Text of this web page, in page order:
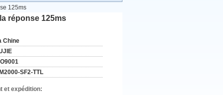
125ms
réponse 125ms
Chine
SF2-TTL
et expédition: